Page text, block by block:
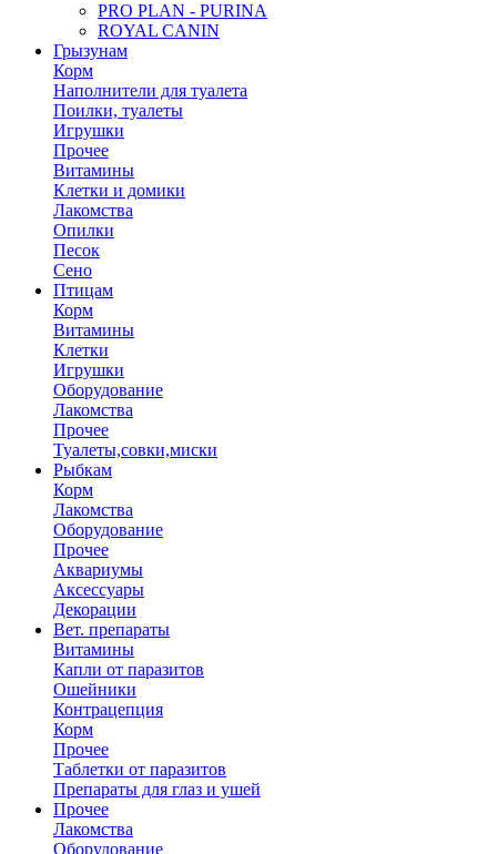
PRO PLAN - PURINA
ROYAL CANIN
Грызунам
Корм
Наполнители для туалета
Поилки, туалеты
Игрушки
Прочее
Витамины
Клетки и домики
Лакомства
Опилки
Песок
Сено
Птицам
Корм
Витамины
Клетки
Игрушки
Оборудование
Лакомства
Прочее
Туалеты,совки,миски
Рыбкам
Корм
Лакомства
Оборудование
Прочее
Аквариумы
Аксессуары
Декорации
Вет. препараты
Витамины
Капли от паразитов
Ошейники
Контрацепция
Корм
Прочее
Таблетки от паразитов
Препараты для глаз и ушей
Прочее
Лакомства
Оборудование